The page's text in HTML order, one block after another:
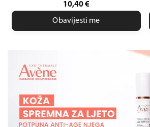
10,40€
Obavijesti me